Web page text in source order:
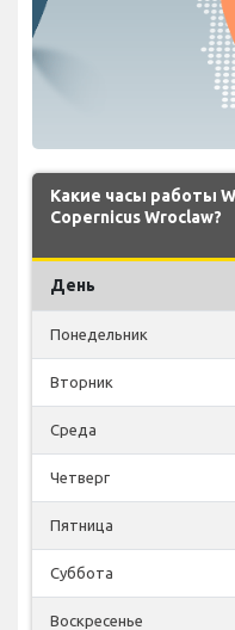
Какие часы работы
Copernicus Wroclaw?
День
Понедельник
Вторник
Среда
Четверг
Пятница
Суббота
Воскресенье